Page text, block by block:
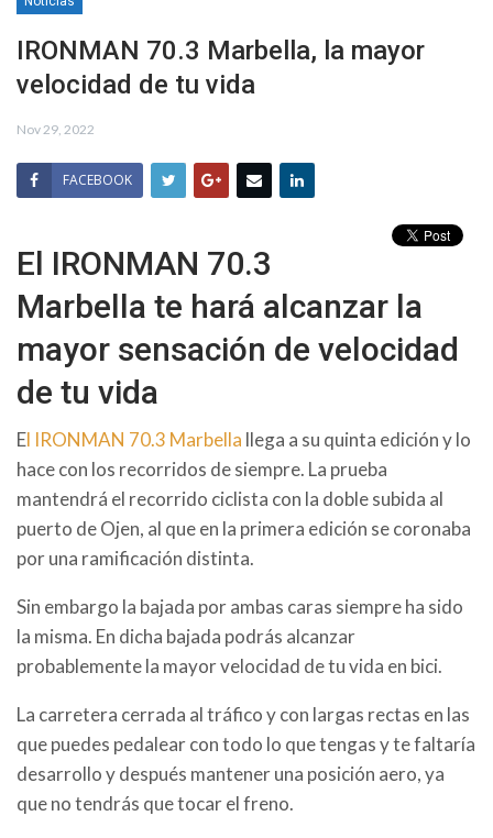
IRONMAN 70.3 Marbella, la mayor
velocidad de tu vida
Nov 29, 2022
FACEBOOK
El IRONMAN 70.3
Marbella te hará alcanzar la
mayor sensación de velocidad
de tu vida
El IRONMAN 70.3 Marbella llega a su quinta edición y lo
hace con los recorridos de siempre. La prueba
mantendrá el recorrido ciclista con la doble subida al
puerto de Ojen, al que en la primera edición se coronaba
por una ramificación distinta.
Sin embargo la bajada por ambas caras siempre ha sido
la misma. En dicha bajada podrás alcanzar
probablemente la mayor velocidad de tu vida en bici.
La carretera cerrada al tráfico y con largas rectas en las
que puedes pedalear con todo lo que tengas y te faltaría
desarrollo y después mantener una posición aero, ya
que no tendrás que tocar el freno.